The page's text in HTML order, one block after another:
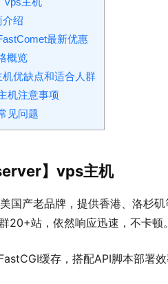
绍
最新优惠
概览
优缺点和适合人群
机注意事项
见问题
】vps主机
国产老品牌，提供香港、洛杉
20+站，依然响应迅速，不卡顿
缓存，搭配API脚本部署